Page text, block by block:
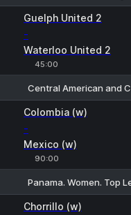
Guelph United 2
-
Waterloo United 2
45:00
Central American and
Colombia (w)
-
Mexico (w)
90:00
Panama. Women. Top
Chorrillo (w)